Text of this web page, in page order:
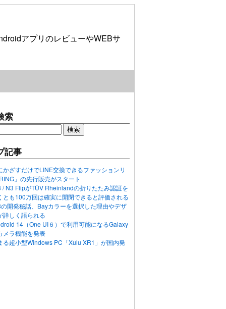
アプリのレビューやWEBサ
索
記事
かざすだけでLINE交換できるファッションリ
」の先行販売がスタート
/ N3 FlipがTÜV Rheinlandの折りたたみ認証を
とも100万回は確実に開閉できると評価される
開発秘話、Bayカラーを選択した理由やデザ
詳しく語られる
14（One UI６）で利用可能になるGalaxy
メラ機能を発表
る超小型Windows PC「Xulu XR1」が国内発